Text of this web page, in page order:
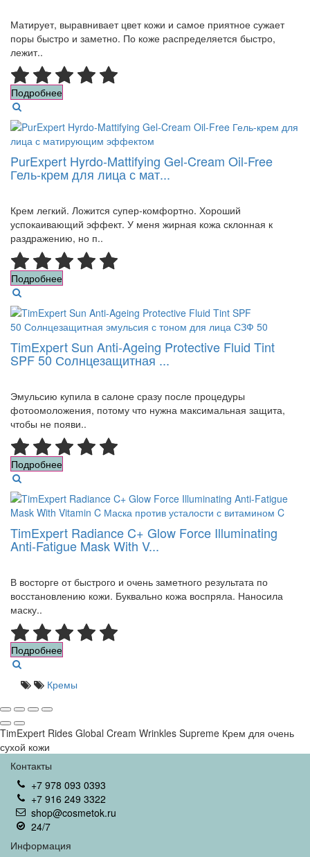
Матирует, выравнивает цвет кожи и самое приятное сужает
поры быстро и заметно. По коже распределяется быстро,
лежит..
Подробнее
PurExpert Hyrdo-Mattifying Gel-Cream Oil-Free
Гель-крем для лица с мат...
Крем легкий. Ложится супер-комфортно. Хороший
успокаивающий эффект. У меня жирная кожа склонная к
раздражению, но п..
Подробнее
TimExpert Sun Anti-Ageing Protective Fluid Tint
SPF 50 Солнцезащитная ...
Эмульсию купила в салоне сразу после процедуры
фотоомоложения, потому что нужна максимальная защита,
чтобы не появи..
Подробнее
TimExpert Radiance C+ Glow Force Illuminating
Anti-Fatigue Mask With V...
В восторге от быстрого и очень заметного результата по
восстановлению кожи. Буквально кожа воспряла. Наносила
маску..
Подробнее
Кремы
TimExpert Rides Global Cream Wrinkles Supreme Крем для очень
сухой кожи
Контакты
+7 978 093 0393
+7 916 249 3322
shop@cosmetok.ru
24/7
Информация